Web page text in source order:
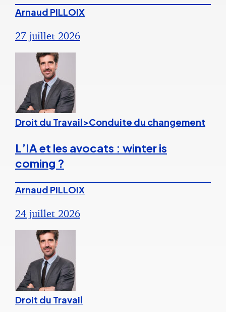
Arnaud PILLOIX
27 juillet 2026
Droit du Travail>Conduite du changement
L’IA et les avocats : winter is
coming ?
Arnaud PILLOIX
24 juillet 2026
Droit du Travail